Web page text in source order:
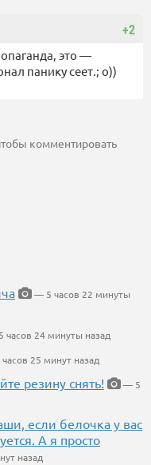
+2
это —
панику сеет.; о))
комментировать
— 5 часов 22 минуты
часов 24 минуты назад
25 минут назад
резину снять!
— 5
если белочка у вас
А я просто
назад